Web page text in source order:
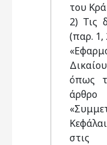
του
2) Τις
(παρ. 1,
όπως
στις